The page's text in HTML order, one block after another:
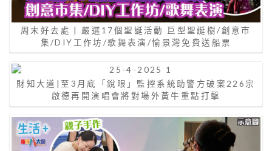
周末好去處 | 嚴選17個聖誕活動 巨型聖誕樹/創意市
集/DIY工作坊/歌舞表演/愉景灣免費送船票
財知大道|至3月底「銳眼」監控系統助警方破案226宗
啟德再開演唱會將對場外黃牛重點打擊